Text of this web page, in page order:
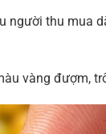
người thu mua
vàng đượm,